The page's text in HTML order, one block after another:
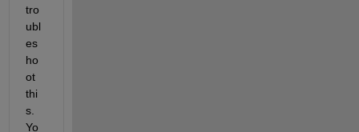
tro
ubl
es
ho
ot
thi
s.
Yo